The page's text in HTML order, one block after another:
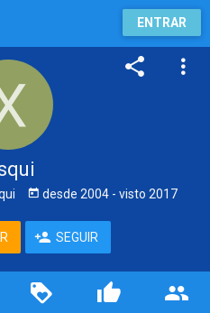
ENTRAR
desde 2004 - visto 2017
SEGUIR